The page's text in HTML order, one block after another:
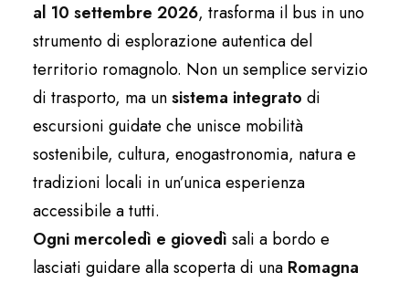
al 10 settembre 2026, trasforma il bus in uno
strumento di esplorazione autentica del
territorio romagnolo. Non un semplice servizio
di trasporto, ma unsistema integrato di
escursioni guidate che unisce mobilità
sostenibile, cultura, enogastronomia, natura e
tradizioni locali in un’unica esperienza
accessibile a tutti.​
Ogni mercoledì e giovedì sali a bordo e
lasciati guidare alla scoperta di una Romagna